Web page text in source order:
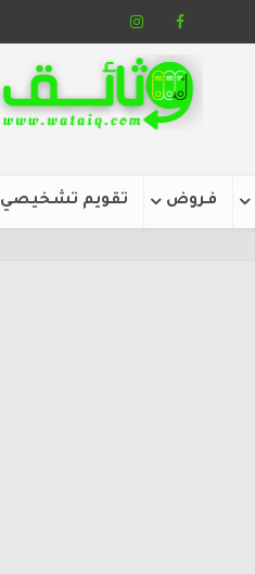
فـروض تقويم تشخيصي